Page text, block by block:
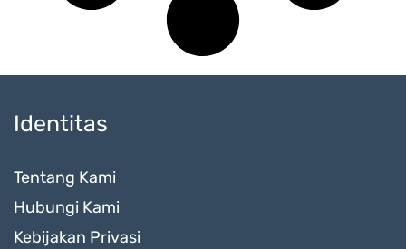
Identitas
Tentang Kami
Hubungi Kami
Kebijakan Privasi